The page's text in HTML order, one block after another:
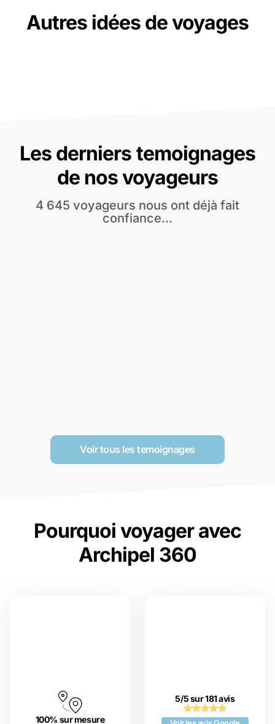
Autres idées de voyages
Les derniers temoignages
de nos voyageurs
4 645 voyageurs nous ont déjà fait
confiance...
Voir tous les temoignages
Pourquoi voyager avec
Archipel 360
100% sur mesure
5/5 sur 181 avis